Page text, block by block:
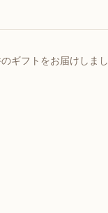
ギフトをお届けしま